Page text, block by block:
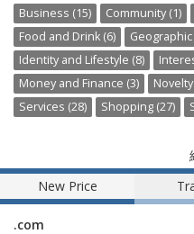
Business (15)
Community (1)
Food and Drink (6)
Geographic
Identity and Lifestyle (8)
Money and Finance (3)
Services (28)
Shopping (27)
New Price
.com